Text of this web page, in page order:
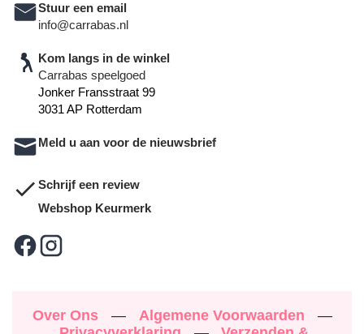
Stuur een email
info@carrabas.nl
Kom langs in de winkel
Carrabas speelgoed
Jonker Fransstraat 99
3031 AP Rotterdam
Meld u aan voor de nieuwsbrief
Schrijf een review
Webshop Keurmerk
Over Ons — Algemene Voorwaarden
—